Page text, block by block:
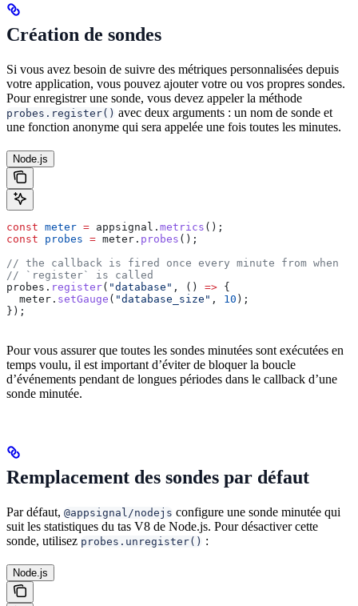
Création de sondes
Si vous avez besoin de suivre des métriques personnalisées depuis
votre application, vous pouvez ajouter votre ou vos propres sondes.
Pour enregistrer une sonde, vous devez appeler la méthode
probes.register() avec deux arguments : un nom de sonde et
une fonction anonyme qui sera appelée une fois toutes les minutes.
Node.js
const meter = appsignal . metrics ();
const probes = meter . probes ();
// the callback is fired once every minute from when
// `register` is called
probes . register( "database" , () => {
  meter
. setGauge ( "database_size" , 10 );
});
Pour vous assurer que toutes les sondes minutées sont exécutées en
temps voulu, il est important d’éviter de bloquer la boucle
d’événements pendant de longues périodes dans le callback d’une
sonde minutée.
Remplacement des sondes par défaut
Par défaut, @appsignal/nodejs configure une sonde minutée qui
suit les statistiques du tas V8 de Node.js. Pour désactiver cette
sonde, utilisez probes.unregister() :
Node.js